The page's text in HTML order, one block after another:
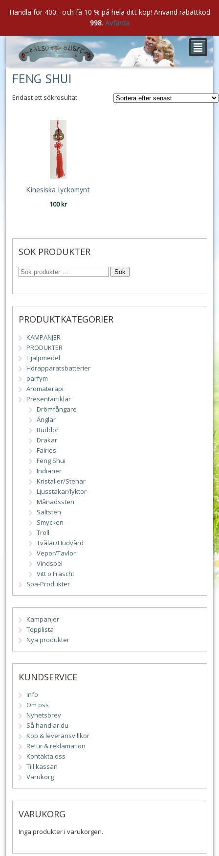
²
FENG SHUI
Endast ett sökresultat
Kinesiska lyckomynt
100kr
SÖK PRODUKTER
Sök
PRODUKTKATEGORIER
KAMPANJER
PRODUKTER
Hjälpmedel
Hörapparatsbatterier
parfym
Aromaterapi
Presentartiklar
Drömfångare
Änglar
Buddor
Drakar
Fairies
Feng Shui
Indianer
Kristaller/Stenar
Ljusstakar/lyktor
Månadssten
Saltsten
Smycken
Troll
Tvålar/Hudvård
Vepor/Tavlor
Vindspel
Vitt o Fräscht
Spa-Produkter
Kampanjer
Topplista
Nya produkter
KUNDSERVICE
Info
Om oss
Nyhetsbrev
Så handlar du
Köp & leveransvillkor
Retur & reklamation
Kontakta oss
Till kassan
Varukorg
VARUKORG
Inga produkter i varukorgen.
Handla för 400:- och få 10 % på hela ditt köp! Använd rabattkod
998. Avfärda